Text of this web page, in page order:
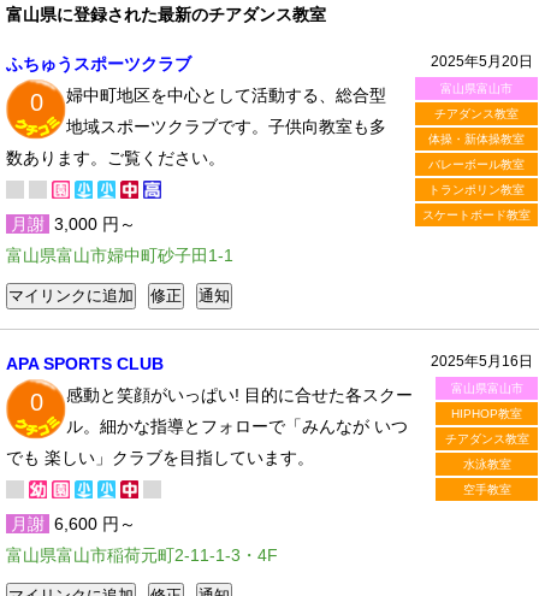
富山県に登録された最新のチアダンス教室
2025年5月20日
富山県富山市
チアダンス教室
体操・新体操教室
バレーボール教室
トランポリン教室
スケートボード教室
ふちゅうスポーツクラブ
0
婦中町地区を中心として活動する、総合型
地域スポーツクラブです。子供向教室も多
数あります。ご覧ください。
月謝 3,000 円～
富山県富山市婦中町砂子田1-1
2025年5月16日
富山県富山市
HIPHOP教室
チアダンス教室
水泳教室
空手教室
APA SPORTS CLUB
0
感動と笑顔がいっぱい! 目的に合せた各スクー
ル。細かな指導とフォローで「みんなが いつ
でも 楽しい」クラブを目指しています。
月謝 6,600 円～
富山県富山市稲荷元町2-11-1-3・4F